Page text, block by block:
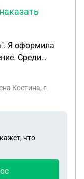
мне
мне, если
Никто
- просто
позиции в
Костина, г.
что